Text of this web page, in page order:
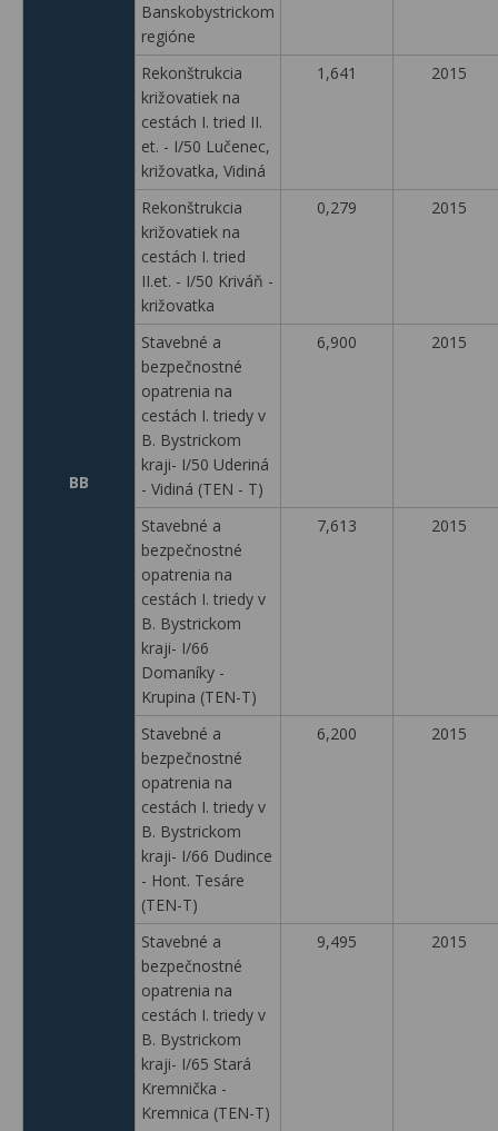
BB
Banskobystrickom
regióne
Rekonštrukcia
križovatiek na
cestách I. tried II.
et. - I/50 Lučenec,
križovatka, Vidiná
1,641 2015
Rekonštrukcia
križovatiek na
cestách I. tried
II.et. - I/50 Kriváň -
križovatka
0,279 2015
Stavebné a
bezpečnostné
opatrenia na
cestách I. triedy v
B. Bystrickom
kraji- I/50 Uderiná
- Vidiná (TEN - T)
6,900 2015
Stavebné a
bezpečnostné
opatrenia na
cestách I. triedy v
B. Bystrickom
kraji- I/66
Domaníky -
Krupina (TEN-T)
7,613 2015
Stavebné a
bezpečnostné
opatrenia na
cestách I. triedy v
B. Bystrickom
kraji- I/66 Dudince
- Hont. Tesáre
(TEN-T)
6,200 2015
Stavebné a
bezpečnostné
opatrenia na
cestách I. triedy v
B. Bystrickom
kraji- I/65 Stará
Kremnička -
Kremnica (TEN-T)
9,495 2015